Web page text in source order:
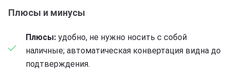
Плюсы и минусы
Плюсы: удобно, не нужно носить с собой
наличные; автоматическая конвертация видна до
подтверждения.